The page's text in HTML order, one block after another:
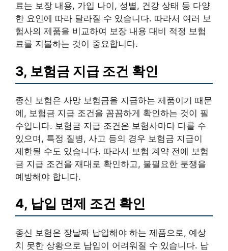
료는 보장 내용, 가입 나이, 성별, 건강 상태 등 다양
한 요인에 따라 달라질 수 있습니다. 따라서 여러 보
험사의 제품을 비교하여 보장 내용 대비 적정 보험
료를 지불하는 것이 중요합니다.
3, 보험금 지급 조건 확인
종신 보험은 사망 보험금을 지급하는 제품이기 때문
에, 보험금 지급 조건을 꼼꼼하게 확인하는 것이 필
수입니다. 보험금 지급 조건은 보험사마다 다를 수
있으며, 특정 질병, 사고 등의 경우 보험금 지급이
제한될 수도 있습니다. 따라서 보험 계약 전에 보험
금 지급 조건을 재대로 확인하고, 불필요한 분쟁을
예방해야 합니다.
4, 납입 면제 조건 확인
종신 보험은 장날짜 납입해야 하는 제품으로, 예상
치 못한 상황으로 납입이 어려워질 수 있습니다. 납